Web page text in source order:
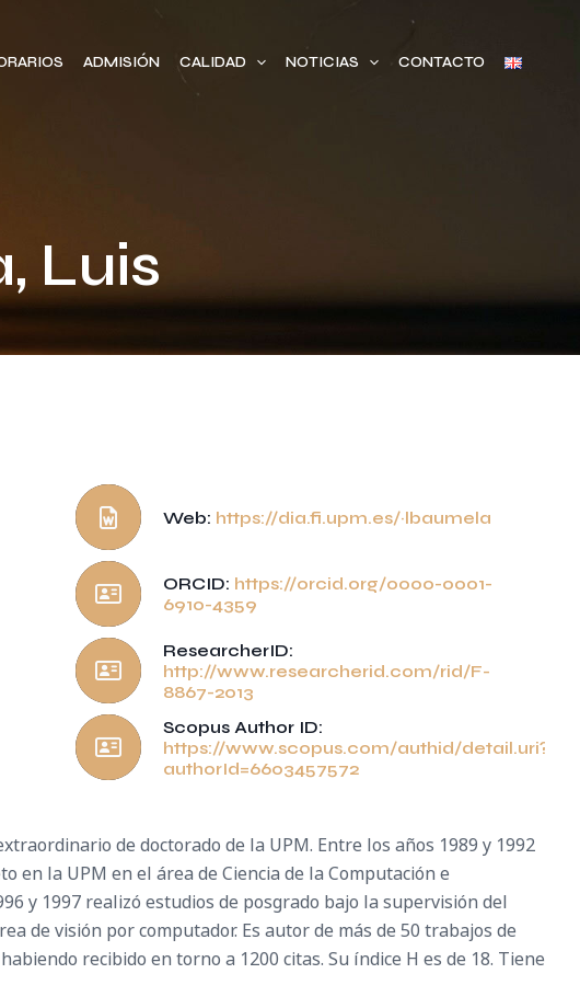
ADMISIÓN CALIDAD NOTICIAS CONTACTO
Luis
Web: https://dia.fi.upm.es/~lbaumela
ORCID: https://orcid.org/0000-0001-
6910-4359
ResearcherID:
http://www.researcherid.com/rid/F-
8867-2013
Scopus Author ID:
https://www.scopus.com/authid/detail.uri?
authorId=6603457572
de doctorado de la UPM. Entre los años 1989 y 1992
en la UPM en el área de Ciencia de la Computación e
y 1997 realizó estudios de posgrado bajo la supervisión del
de visión por computador. Es autor de más de 50 trabajos de
recibido en torno a 1200 citas. Su índice H es de 18. Tiene